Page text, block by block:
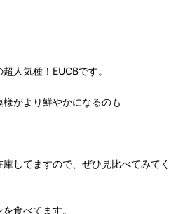
人気種！EUCBです。
がより鮮やかになるのも
してますので、ぜひ見比べてみてく
食べてます。